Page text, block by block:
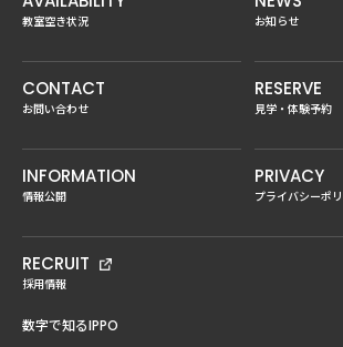
教室空き状況 お知らせ
CONTACT
お問い合わせ
RESERVE
見学・体験予約
INFORMATION
情報公開
PRIVACY
プライバシーポ
RECRUIT
採用情報
数字で知るIPPO